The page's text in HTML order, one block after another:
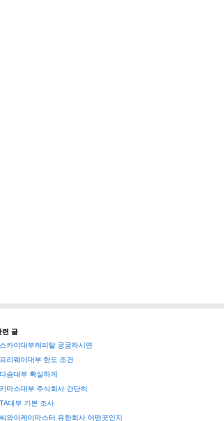
련 글
스카이대부캐피탈 궁굼하시면
프리웨이대부 한도 조건
다솜대부 확실하게
키마스대부 주식회사 간단히
TA대부 기본 조사
씨와이케이마스터 유한회사 어떤곳인지